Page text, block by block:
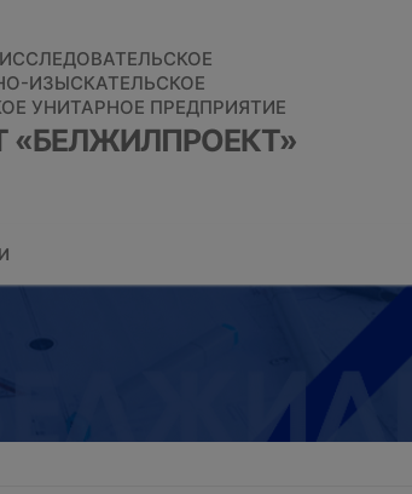
ИЗЫСКАТЕЛЬСКОЕ
УНИТАРНОЕ ПРЕДПРИЯТИЕ
«БЕЛЖИЛПРОЕКТ»